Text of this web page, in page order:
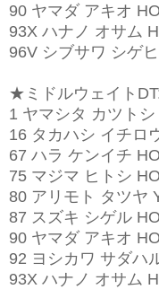
90 ヤマダ アキオ
93X ハナノ オサム
96V シブサワ シゲ
★ミドルウェイト
1 ヤマシタ カツト
16 タカハシ イチロ
67 ハラ ケンイチ
75 マジマ ヒトシ
80 アリモト タツヤ
87 スズキ シゲル
90 ヤマダ アキオ
92 ヨシカワ サダハ
93X ハナノ オサム